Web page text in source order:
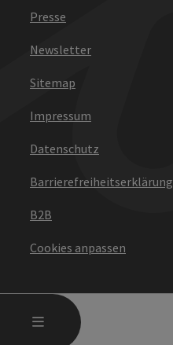
MENÜ
Presse
Newsletter
Sitemap
Impressum
Datenschutz
Barrierefreiheitserklärung
B2B
Cookies anpassen